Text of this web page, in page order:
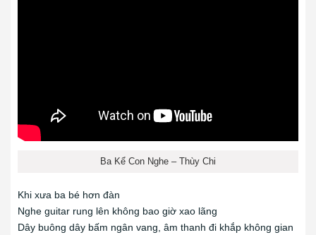
Ba Kể Con Nghe – Thùy Chi
Khi xưa ba bé hơn đàn
Nghe guitar rung lên không bao giờ xao lãng
Dây buông dây bấm ngân vang, âm thanh đi khắp không gian